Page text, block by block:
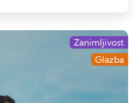
Zanimljivost
Glazba